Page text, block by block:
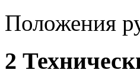
Положения
2